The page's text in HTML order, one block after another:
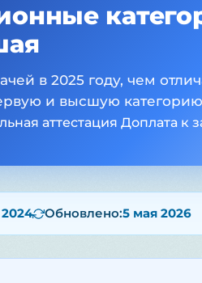
в 2025 году, чем
и высшую
аттестация Доплата к
Обновлено:5 мая 2026